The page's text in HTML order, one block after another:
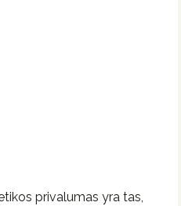
privalumas yra tas,